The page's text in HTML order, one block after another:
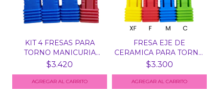
KIT 4 FRESAS PARA
TORNO MANICURIA
RUSA U...
$3.420
FRESA EJE DE
CERAMICA PARA TORNO
N° 5 -...
$3.300
AGREGAR AL CARRITO